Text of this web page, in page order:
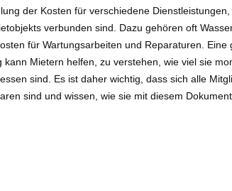
der Kosten für verschiedene
verbunden sind. Dazu gehören oft
für Wartungsarbeiten und Reparaturen. Eine
Mietern helfen, zu verstehen, wie viel sie
sind. Es ist daher wichtig, dass sich alle
sind und wissen, wie sie mit diesem